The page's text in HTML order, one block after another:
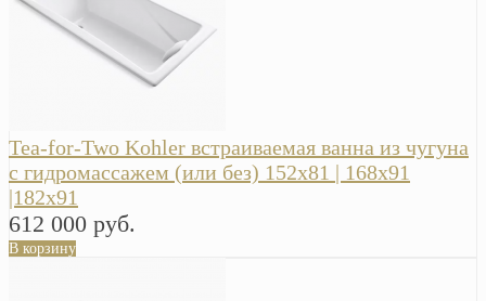
Tea-for-Two Kohler встраиваемая ванна из чугуна
с гидромассажем (или без) 152х81 | 168х91
|182х91
612 000 руб.
В корзину